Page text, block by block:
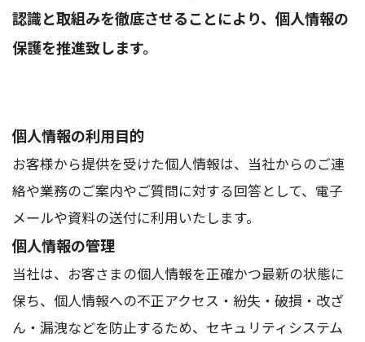
認識と取組みを徹底させることにより、個人情報の
保護を推進致します。
個人情報の利用目的
お客様から提供を受けた個人情報は、当社からのご連
絡や業務のご案内やご質問に対する回答として、電子
メールや資料の送付に利用いたします。
個人情報の管理
当社は、お客さまの個人情報を正確かつ最新の状態に
保ち、個人情報への不正アクセス・紛失・破損・改ざ
ん・漏洩などを防止するため、セキュリティシステム